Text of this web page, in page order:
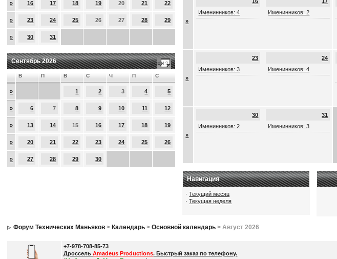
» 16 17 18 19 20 21 22
» 23 24 25 26 27 28 29
» 30 31
Сентябрь 2026
В П В С Ч П С
» 1 2 3 4 5
» 6 7 8 9 10 11 12
» 13 14 15 16 17 18 19
» 20 21 22 23 24 25 26
» 27 28 29 30
»
Именинников: 4
Именинников: 2
»
23
Именинников: 3
24
Именинников: 4
»
30
Именинников: 2
31
Именинников: 3
Навигация
·Текущий месяц
·Текущая неделя
Форум Технических Маньяков > Календарь >Основной календарь > Август 2026
+7-978-708-85-73
ДроссельAmadeus Productions. Быстрый заказ по телефону.